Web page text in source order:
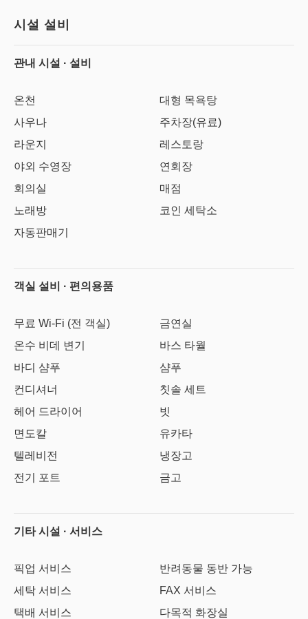
시설 설비
관내 시설 · 설비
온천
대형 목욕탕
사우나
주차장(유료)
라운지
레스토랑
야외 수영장
연회장
회의실
매점
노래방
코인 세탁소
자동판매기
객실 설비 · 편의용품
무료 Wi-Fi (전 객실)
금연실
온수 비데 변기
바스 타월
바디 샴푸
샴푸
컨디셔너
칫솔 세트
헤어 드라이어
빗
면도칼
유카타
텔레비전
냉장고
전기 포트
금고
기타 시설 · 서비스
픽업 서비스
반려동물 동반 가능
세탁 서비스
FAX 서비스
택배 서비스
다목적 화장실